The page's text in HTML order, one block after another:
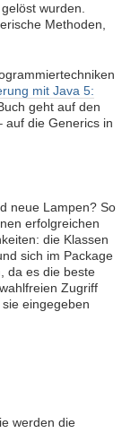
wurden.
Methoden,
mit Java 5:
geht auf den
auf die Generics in
neue Lampen? So
erfolgreichen
die Klassen
sich im Package
da es die beste
Zugriff
eingegeben
werden die